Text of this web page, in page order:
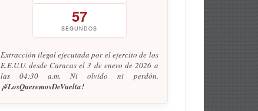
58
SEGUNDOS
Extracción ilegal ejecutada por el ejercito de los
E.E.U.U. desde Caracas el 3 de enero de 2026 a
las 04:30 a.m. Ni olvido ni perdón.
¡#LosQueremosDeVuelta!